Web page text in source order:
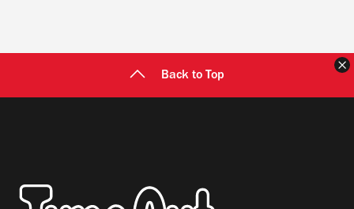
Back to Top